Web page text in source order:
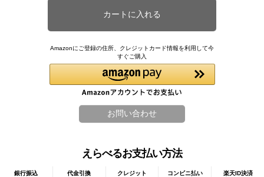
Amazonにご登録の住所、クレジットカード情報を利用して今
すぐご購入
えらべるお支払い方法
銀行振込 代金引換 クレジット コンビニ払い 楽天ID決済